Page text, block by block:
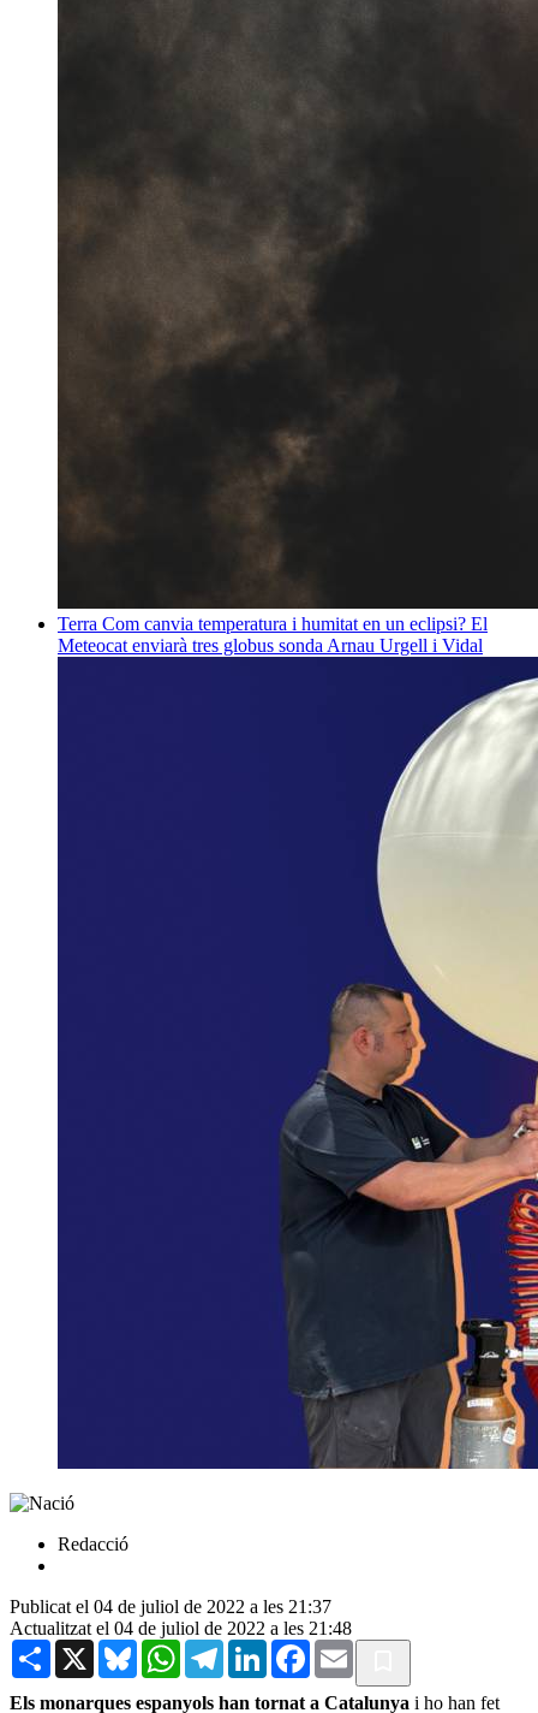
Terra Com canvia temperatura i humitat en un eclipsi? El
Meteocat enviarà tres globus sonda Arnau Urgell i Vidal
Redacció
Publicat el 04 de juliol de 2022 a les 21:37
Actualitzat el 04 de juliol de 2022 a les 21:48
Share X BlueskyWhatsAppTelegramLinkedInFacebook
Email
Els monarques espanyols han tornat a Catalunya i ho han fet